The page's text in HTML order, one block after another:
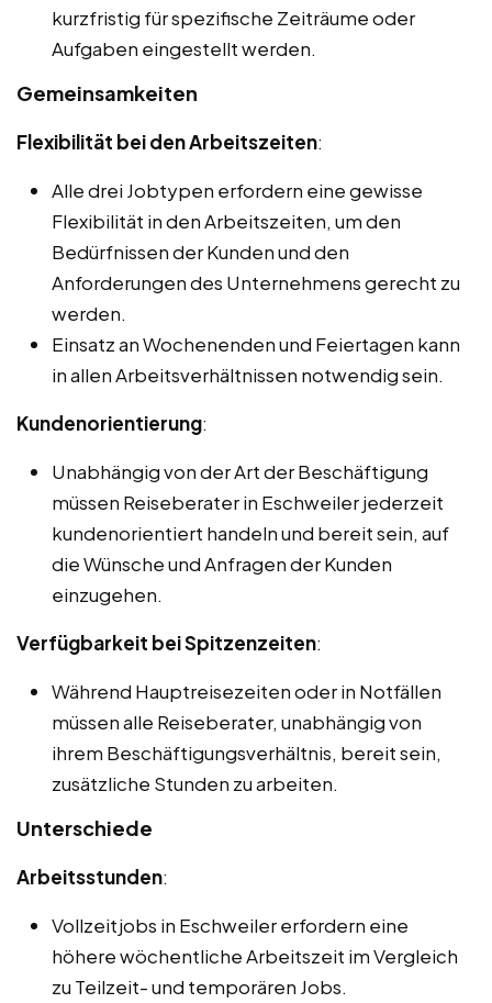
kurzfristig für spezifische Zeiträume oder
Aufgaben eingestellt werden.
Gemeinsamkeiten
Flexibilität bei den Arbeitszeiten:
Alle drei Jobtypen erfordern eine gewisse
Flexibilität in den Arbeitszeiten, um den
Bedürfnissen der Kunden und den
Anforderungen des Unternehmens gerecht zu
werden.
Einsatz an Wochenenden und Feiertagen kann
in allen Arbeitsverhältnissen notwendig sein.
Kundenorientierung:
Unabhängig von der Art der Beschäftigung
müssen Reiseberater in Eschweiler jederzeit
kundenorientiert handeln und bereit sein, auf
die Wünsche und Anfragen der Kunden
einzugehen.
Verfügbarkeit bei Spitzenzeiten:
Während Hauptreisezeiten oder in Notfällen
müssen alle Reiseberater, unabhängig von
ihrem Beschäftigungsverhältnis, bereit sein,
zusätzliche Stunden zu arbeiten.
Unterschiede
Arbeitsstunden:
Vollzeitjobs in Eschweiler erfordern eine
höhere wöchentliche Arbeitszeit im Vergleich
zu Teilzeit- und temporären Jobs.